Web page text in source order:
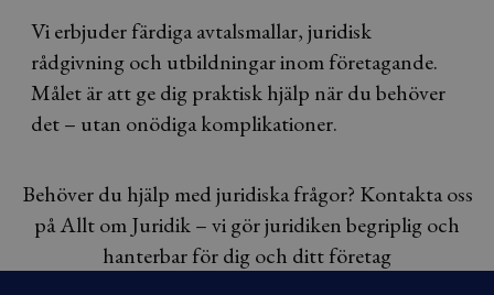
Vi erbjuder färdiga avtalsmallar, juridisk
rådgivning och utbildningar inom företagande.
Målet är att ge dig praktisk hjälp när du behöver
det – utan onödiga komplikationer.
Behöver du hjälp med juridiska frågor? Kontakta oss
på Allt om Juridik – vi gör juridiken begriplig och
hanterbar för dig och ditt företag